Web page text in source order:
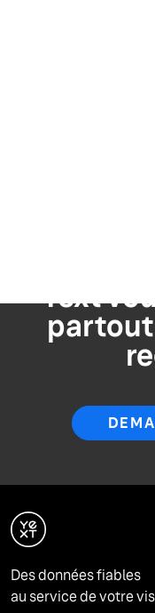
Yext
Des données fiables
au service de votre